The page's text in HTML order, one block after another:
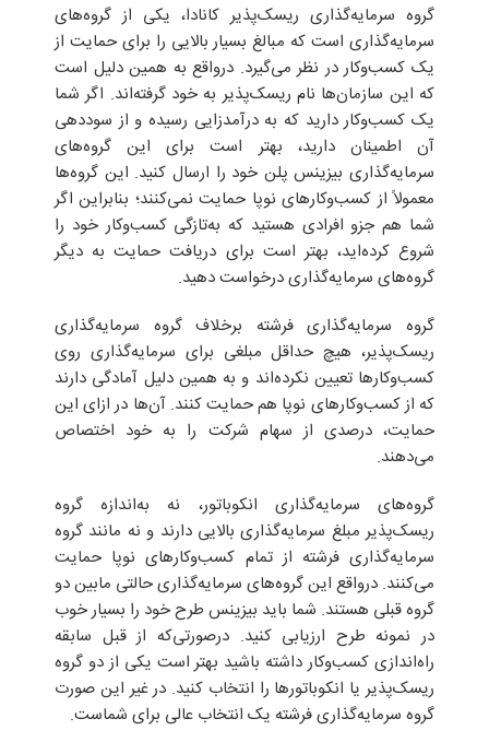
گروه سرمایه‌گذاری ریسک‌پذیر کانادا، یکی از گروه‌های
سرمایه‌گذاری است که مبالغ بسیار بالایی را برای حمایت از
یک کسب‌وکار در نظر می‌گیرد. درواقع به همین دلیل است
که این سازمان‌ها نام ریسک‌پذیر به خود گرفته‌اند. اگر شما
یک کسب‌وکار دارید که به درآمدزایی رسیده و از سوددهی
آن اطمینان دارید، بهتر است برای این گروه‌های
سرمایه‌گذاری بیزینس پلن خود را ارسال کنید. این گروه‌ها
معمولاً از کسب‌وکارهای نوپا حمایت نمی‌کنند؛ بنابراین اگر
شما هم جزو افرادی هستید که به‌تازگی کسب‌وکار خود را
شروع کرده‌اید، بهتر است برای دریافت حمایت به دیگر
گروه‌های سرمایه‌گذاری درخواست دهید.
گروه سرمایه‌گذاری فرشته برخلاف گروه سرمایه‌گذاری
ریسک‌پذیر، هیچ حداقل مبلغی برای سرمایه‌گذاری روی
کسب‌وکارها تعیین نکرده‌اند و به همین دلیل آمادگی دارند
که از کسب‌وکارهای نوپا هم حمایت کنند. آن‌ها در ازای این
حمایت، درصدی از سهام شرکت را به خود اختصاص
می‌دهند.
گروه‌های سرمایه‌گذاری انکوباتور، نه به‌اندازه گروه
ریسک‌پذیر مبلغ سرمایه‌گذاری بالایی دارند و نه مانند گروه‌
سرمایه‌گذاری فرشته از تمام کسب‌وکارهای نوپا حمایت
می‌کنند. درواقع این گروه‌های سرمایه‌گذاری حالتی مابین دو
گروه قبلی هستند. شما باید بیزینس طرح خود را بسیار خوب
در نمونه طرح ارزیابی کنید. درصورتی‌که از قبل سابقه
راه‌اندازی کسب‌وکار داشته باشید بهتر است یکی از دو گروه
ریسک‌پذیر یا انکوباتورها را انتخاب کنید. در غیر این صورت
گروه سرمایه‌گذاری فرشته یک انتخاب عالی برای شماست.